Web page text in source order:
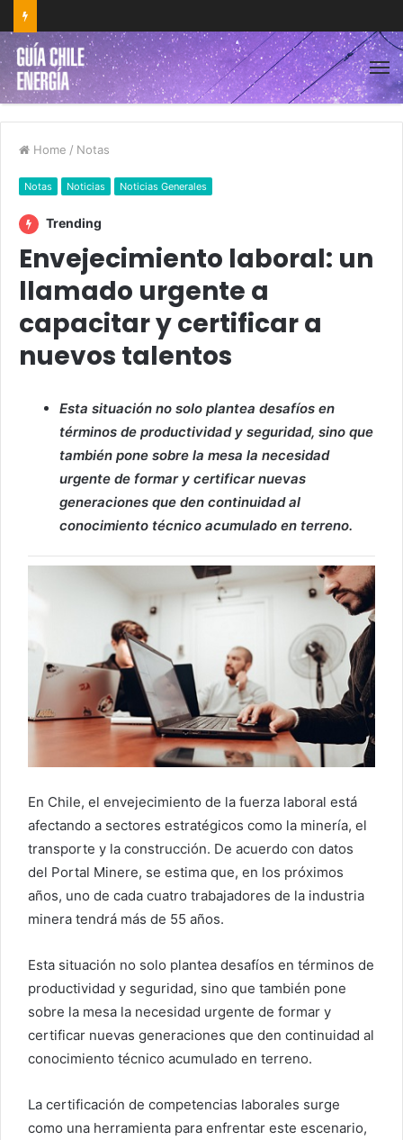
Home / Notas
Notas Noticias Noticias Generales
Trending
Envejecimiento laboral: un
llamado urgente a
capacitar y certificar a
nuevos talentos
Esta situación no solo plantea desafíos en
términos de productividad y seguridad, sino que
también pone sobre la mesa la necesidad
urgente de formar y certificar nuevas
generaciones que den continuidad al
conocimiento técnico acumulado en terreno.
En Chile, el envejecimiento de la fuerza laboral está
afectando a sectores estratégicos como la minería, el
transporte y la construcción. De acuerdo con datos
del Portal Minere, se estima que, en los próximos
años, uno de cada cuatro trabajadores de la industria
minera tendrá más de 55 años.
Esta situación no solo plantea desafíos en términos de
productividad y seguridad, sino que también pone
sobre la mesa la necesidad urgente de formar y
certificar nuevas generaciones que den continuidad al
conocimiento técnico acumulado en terreno.
La certificación de competencias laborales surge
como una herramienta para enfrentar este escenario,